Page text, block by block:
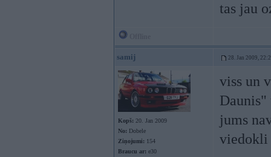
tas jau
samij 28. Jan 2009,
Kopš: 20. Jan 2009
No: Dobele
Ziņojumi: 154
Braucu ar: e30
viss un
Daunis"
jums
viedokli